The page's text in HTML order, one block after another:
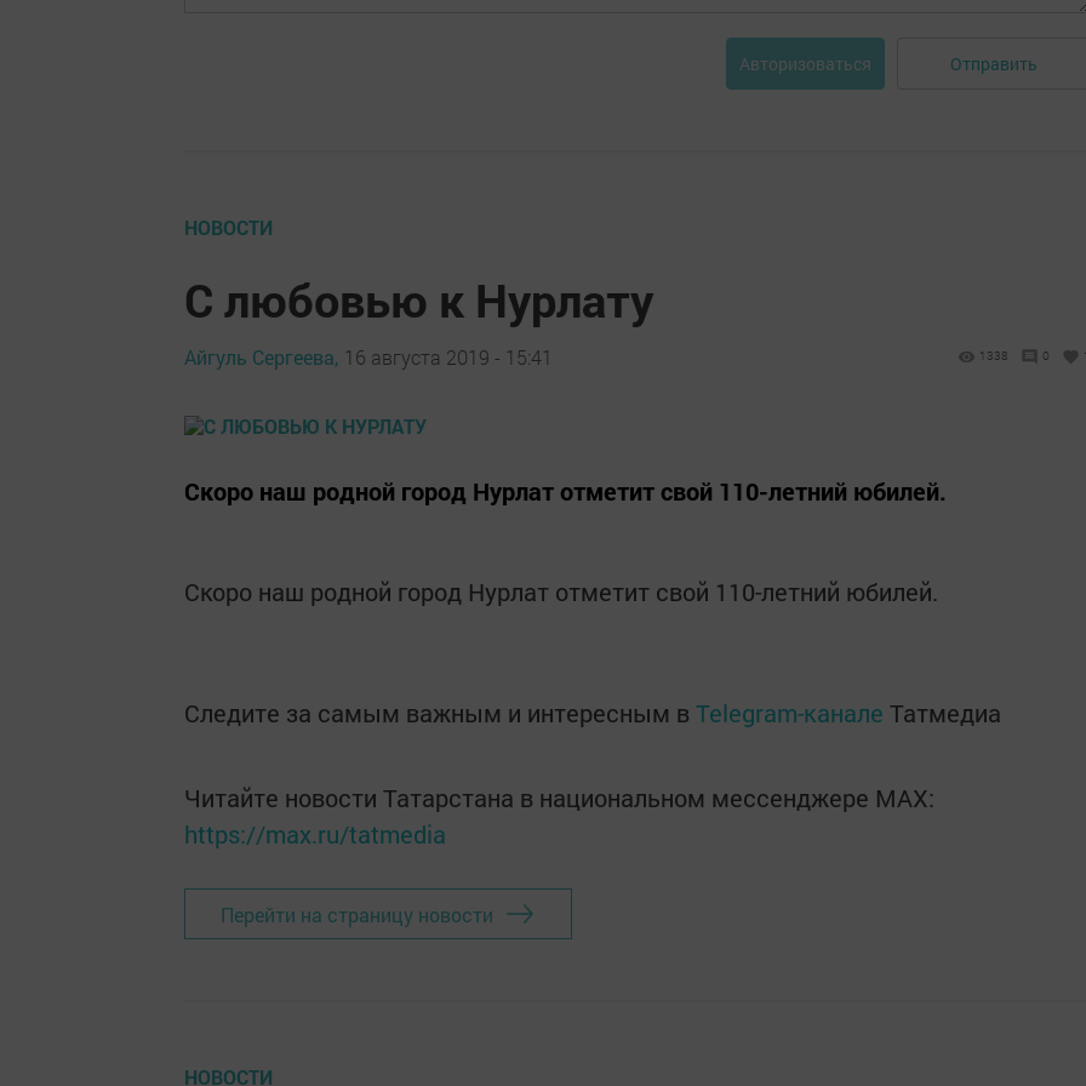
Авторизоваться Отправить
НОВОСТИ
С любовью к Нурлату
Айгуль Сергеева, 16 августа 2019 - 15:41 1338 0
Скоро наш родной город Нурлат отметит свой 110-летний юбилей.
Скоро наш родной город Нурлат отметит свой 110-летний юбилей.
Следите за самым важным и интересным в Telegram-канале Татмедиа
Читайте новости Татарстана в национальном мессенджере MАХ:
https://max.ru/tatmedia
Перейти на страницу новости
НОВОСТИ